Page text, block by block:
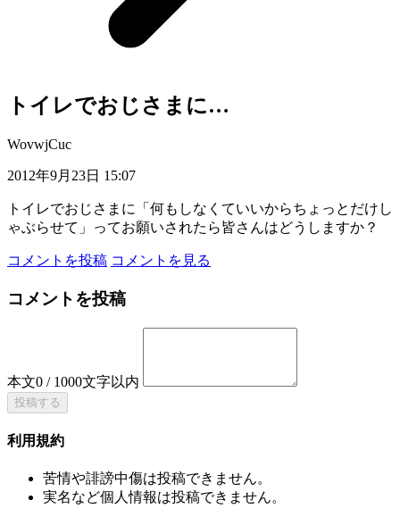
トイレでおじさまに…
WovwjCuc
2012年9月23日 15:07
トイレでおじさまに「何もしなくていいからちょっとだけし
ゃぶらせて」ってお願いされたら皆さんはどうしますか？
コメントを投稿 コメントを見る
コメントを投稿
本文0 / 1000文字以内
投稿する
利用規約
苦情や誹謗中傷は投稿できません。
実名など個人情報は投稿できません。